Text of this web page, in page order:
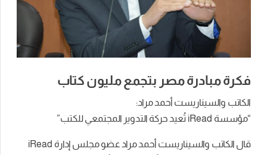
فكرة مبادرة مصر بتجمع مليون كتاب
الكاتب والسيناريست أحمد مراد:
“مؤسسة iRead تُعيد حركة التدوير المجتمعي للكتب”
قال الكاتب والسيناريست أحمد مراد عضو مجلس إدارة iRead